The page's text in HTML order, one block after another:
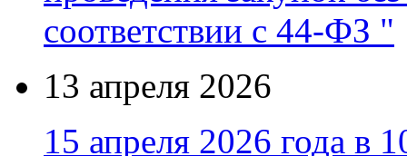
соответствии с 44-ФЗ "
13 апреля 2026
15 апреля 2026 года в